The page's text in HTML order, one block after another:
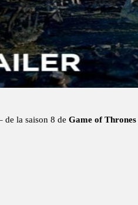
de la saison 8 de Game of Thrones